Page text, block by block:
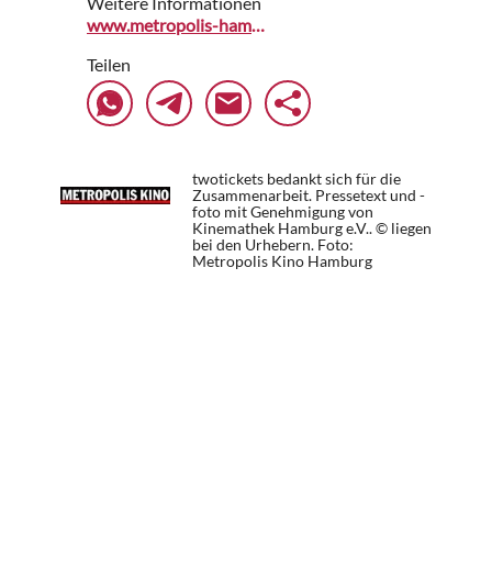
www.metropolis-hamburg.de
Teilen
twotickets bedankt sich für die
Zusammenarbeit. Pressetext und -
foto mit Genehmigung von
Kinemathek Hamburg e.V.. © liegen
bei den Urhebern. Foto:
Metropolis Kino Hamburg